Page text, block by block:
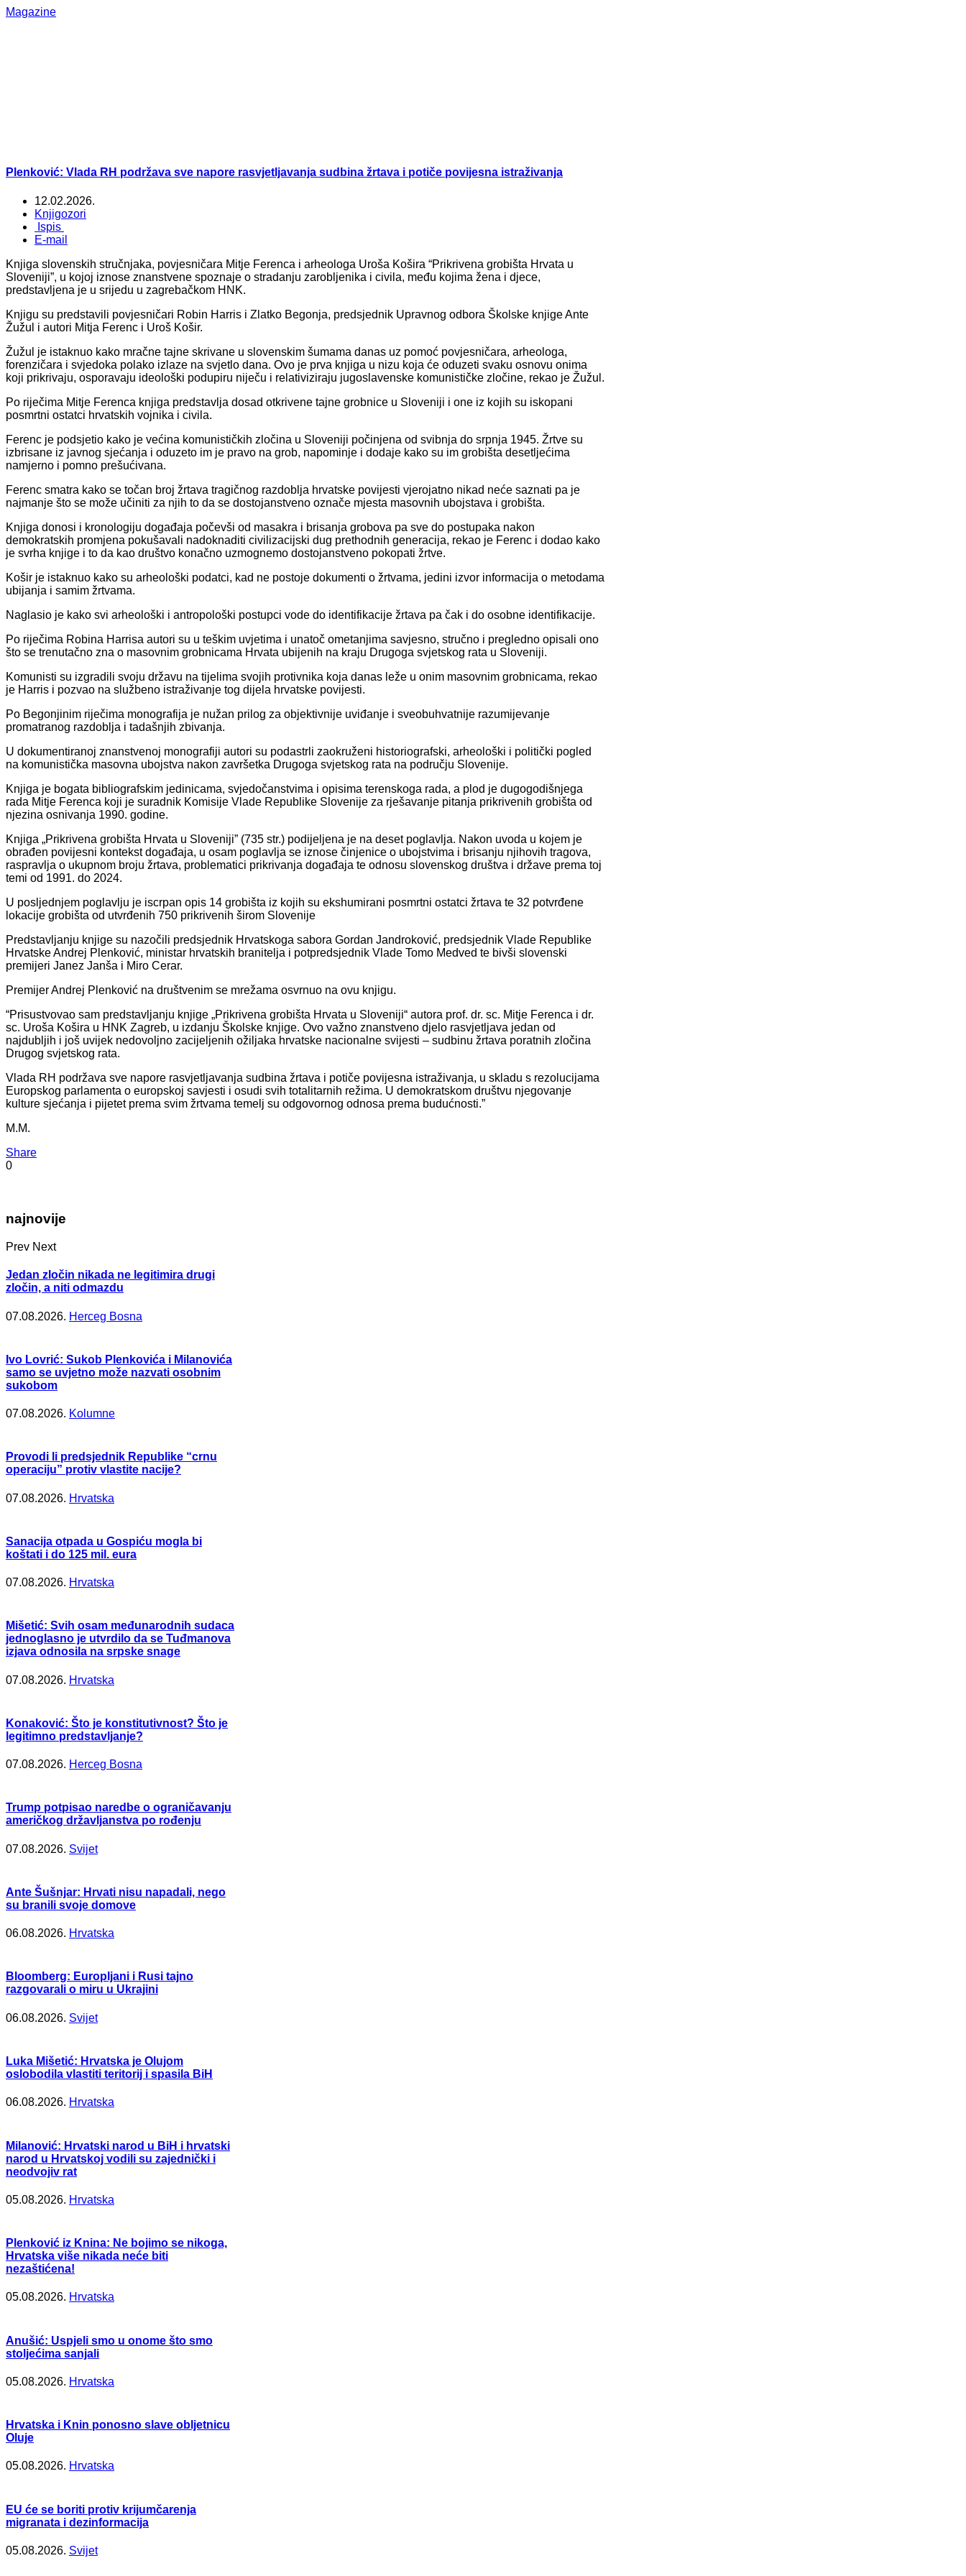
Magazine
Plenković: Vlada RH podržava sve napore rasvjetljavanja sudbina žrtava i potiče povijesna istraživanja
12.02.2026.
Knjigozori
Ispis
E-mail
Knjiga slovenskih stručnjaka, povjesničara Mitje Ferenca i arheologa Uroša Košira “Prikrivena grobišta Hrvata u
Sloveniji”, u kojoj iznose znanstvene spoznaje o stradanju zarobljenika i civila, među kojima žena i djece,
predstavljena je u srijedu u zagrebačkom HNK.
Knjigu su predstavili povjesničari Robin Harris i Zlatko Begonja, predsjednik Upravnog odbora Školske knjige Ante
Žužul i autori Mitja Ferenc i Uroš Košir.
Žužul je istaknuo kako mračne tajne skrivane u slovenskim šumama danas uz pomoć povjesničara, arheologa,
forenzičara i svjedoka polako izlaze na svjetlo dana. Ovo je prva knjiga u nizu koja će oduzeti svaku osnovu onima
koji prikrivaju, osporavaju ideološki podupiru niječu i relativiziraju jugoslavenske komunističke zločine, rekao je Žužul.
Po riječima Mitje Ferenca knjiga predstavlja dosad otkrivene tajne grobnice u Sloveniji i one iz kojih su iskopani
posmrtni ostatci hrvatskih vojnika i civila.
Ferenc je podsjetio kako je većina komunističkih zločina u Sloveniji počinjena od svibnja do srpnja 1945. Žrtve su
izbrisane iz javnog sjećanja i oduzeto im je pravo na grob, napominje i dodaje kako su im grobišta desetljećima
namjerno i pomno prešućivana.
Ferenc smatra kako se točan broj žrtava tragičnog razdoblja hrvatske povijesti vjerojatno nikad neće saznati pa je
najmanje što se može učiniti za njih to da se dostojanstveno označe mjesta masovnih ubojstava i grobišta.
Knjiga donosi i kronologiju događaja počevši od masakra i brisanja grobova pa sve do postupaka nakon
demokratskih promjena pokušavali nadoknaditi civilizacijski dug prethodnih generacija, rekao je Ferenc i dodao kako
je svrha knjige i to da kao društvo konačno uzmognemo dostojanstveno pokopati žrtve.
Košir je istaknuo kako su arheološki podatci, kad ne postoje dokumenti o žrtvama, jedini izvor informacija o metodama
ubijanja i samim žrtvama.
Naglasio je kako svi arheološki i antropološki postupci vode do identifikacije žrtava pa čak i do osobne identifikacije.
Po riječima Robina Harrisa autori su u teškim uvjetima i unatoč ometanjima savjesno, stručno i pregledno opisali ono
što se trenutačno zna o masovnim grobnicama Hrvata ubijenih na kraju Drugoga svjetskog rata u Sloveniji.
Komunisti su izgradili svoju državu na tijelima svojih protivnika koja danas leže u onim masovnim grobnicama, rekao
je Harris i pozvao na službeno istraživanje tog dijela hrvatske povijesti.
Po Begonjinim riječima monografija je nužan prilog za objektivnije uviđanje i sveobuhvatnije razumijevanje
promatranog razdoblja i tadašnjih zbivanja.
U dokumentiranoj znanstvenoj monografiji autori su podastrli zaokruženi historiografski, arheološki i politički pogled
na komunistička masovna ubojstva nakon završetka Drugoga svjetskog rata na području Slovenije.
Knjiga je bogata bibliografskim jedinicama, svjedočanstvima i opisima terenskoga rada, a plod je dugogodišnjega
rada Mitje Ferenca koji je suradnik Komisije Vlade Republike Slovenije za rješavanje pitanja prikrivenih grobišta od
njezina osnivanja 1990. godine.
Knjiga „Prikrivena grobišta Hrvata u Sloveniji” (735 str.) podijeljena je na deset poglavlja. Nakon uvoda u kojem je
obrađen povijesni kontekst događaja, u osam poglavlja se iznose činjenice o ubojstvima i brisanju njihovih tragova,
raspravlja o ukupnom broju žrtava, problematici prikrivanja događaja te odnosu slovenskog društva i države prema toj
temi od 1991. do 2024.
U posljednjem poglavlju je iscrpan opis 14 grobišta iz kojih su ekshumirani posmrtni ostatci žrtava te 32 potvrđene
lokacije grobišta od utvrđenih 750 prikrivenih širom Slovenije
Predstavljanju knjige su nazočili predsjednik Hrvatskoga sabora Gordan Jandroković, predsjednik Vlade Republike
Hrvatske Andrej Plenković, ministar hrvatskih branitelja i potpredsjednik Vlade Tomo Medved te bivši slovenski
premijeri Janez Janša i Miro Cerar.
Premijer Andrej Plenković na društvenim se mrežama osvrnuo na ovu knjigu.
“Prisustvovao sam predstavljanju knjige „Prikrivena grobišta Hrvata u Sloveniji“ autora prof. dr. sc. Mitje Ferenca i dr.
sc. Uroša Košira u HNK Zagreb, u izdanju Školske knjige. Ovo važno znanstveno djelo rasvjetljava jedan od
najdubljih i još uvijek nedovoljno zacijeljenih ožiljaka hrvatske nacionalne svijesti – sudbinu žrtava poratnih zločina
Drugog svjetskog rata.
Vlada RH podržava sve napore rasvjetljavanja sudbina žrtava i potiče povijesna istraživanja, u skladu s rezolucijama
Europskog parlamenta o europskoj savjesti i osudi svih totalitarnih režima. U demokratskom društvu njegovanje
kulture sjećanja i pijetet prema svim žrtvama temelj su odgovornog odnosa prema budućnosti.”
M.M.
Share
0
najnovije
Prev Next
Jedan zločin nikada ne legitimira drugi
zločin, a niti odmazdu
07.08.2026. Herceg Bosna
Ivo Lovrić: Sukob Plenkovića i Milanovića
samo se uvjetno može nazvati osobnim
sukobom
07.08.2026. Kolumne
Provodi li predsjednik Republike “crnu
operaciju” protiv vlastite nacije?
07.08.2026. Hrvatska
Sanacija otpada u Gospiću mogla bi
koštati i do 125 mil. eura
07.08.2026. Hrvatska
Mišetić: Svih osam međunarodnih sudaca
jednoglasno je utvrdilo da se Tuđmanova
izjava odnosila na srpske snage
07.08.2026. Hrvatska
Konaković: Što je konstitutivnost? Što je
legitimno predstavljanje?
07.08.2026. Herceg Bosna
Trump potpisao naredbe o ograničavanju
američkog državljanstva po rođenju
07.08.2026. Svijet
Ante Šušnjar: Hrvati nisu napadali, nego
su branili svoje domove
06.08.2026. Hrvatska
Bloomberg: Europljani i Rusi tajno
razgovarali o miru u Ukrajini
06.08.2026. Svijet
Luka Mišetić: Hrvatska je Olujom
oslobodila vlastiti teritorij i spasila BiH
06.08.2026. Hrvatska
Milanović: Hrvatski narod u BiH i hrvatski
narod u Hrvatskoj vodili su zajednički i
neodvojiv rat
05.08.2026. Hrvatska
Plenković iz Knina: Ne bojimo se nikoga,
Hrvatska više nikada neće biti
nezaštićena!
05.08.2026. Hrvatska
Anušić: Uspjeli smo u onome što smo
stoljećima sanjali
05.08.2026. Hrvatska
Hrvatska i Knin ponosno slave obljetnicu
Oluje
05.08.2026. Hrvatska
EU će se boriti protiv krijumčarenja
migranata i dezinformacija
05.08.2026. Svijet